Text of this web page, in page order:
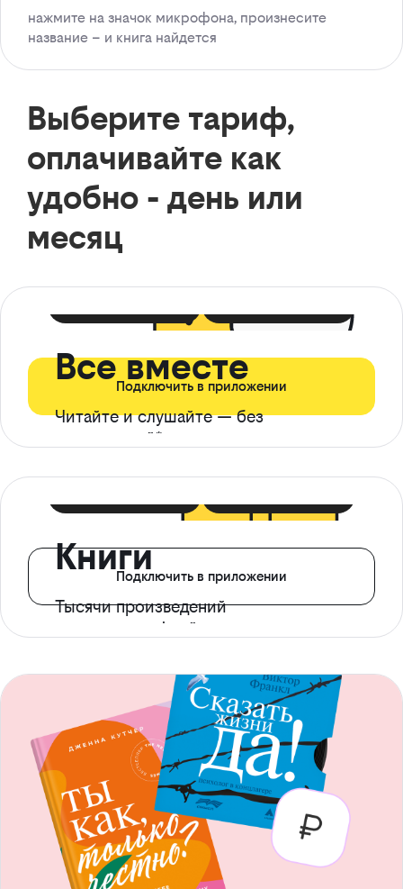
нажмите на значок микрофона, произнесите
название – и книга найдется
Выберите тариф,
оплачивайте как
удобно - день или
месяц
Все вместе
Читайте и слушайте — без
ограничений*
Подключить в приложении
Книги
Тысячи произведений
с доступом офлайн
Подключить в приложении